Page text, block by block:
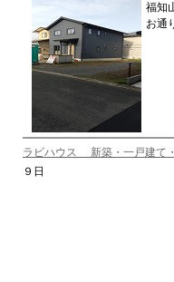
福知
お通
ラビハウス 新築・一戸建て
９日